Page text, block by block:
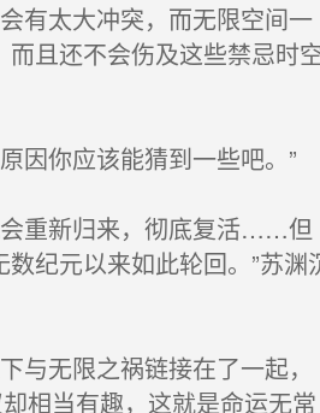
有太大冲突，而无限空间一
且还不会伤及这些禁忌时
因你应该能猜到一些吧。”
会重新归来，彻底复活……但
纪元以来如此轮回。”苏渊
无限之祸链接在了一起，
相当有趣，这就是命运无常